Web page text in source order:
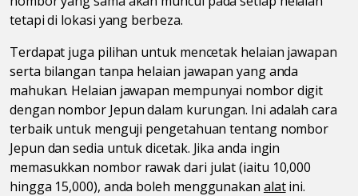
tetapi di lokasi yang berbeza.
Terdapat juga pilihan untuk mencetak helaian jawapan
serta bilangan tanpa helaian jawapan yang anda
mahukan. Helaian jawapan mempunyai nombor digit
dengan nombor Jepun dalam kurungan. Ini adalah cara
terbaik untuk menguji pengetahuan tentang nombor
Jepun dan sedia untuk dicetak. Jika anda ingin
memasukkan nombor rawak dari julat (iaitu 10,000
hingga 15,000), anda boleh menggunakan alatini.